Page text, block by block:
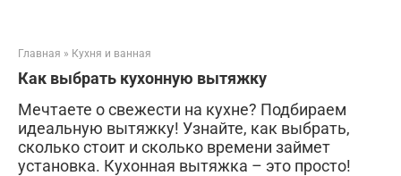
Главная » Кухня и ванная
Как выбрать кухонную вытяжку
Мечтаете о свежести на кухне? Подбираем
идеальную вытяжку! Узнайте, как выбрать,
сколько стоит и сколько времени займет
установка. Кухонная вытяжка – это просто!